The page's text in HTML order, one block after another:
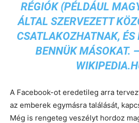
RÉGIÓK (PÉLDÁUL
ÁLTAL SZERVEZETT
CSATLAKOZHATNAK, ÉS
BENNÜK MÁSOKAT.
A Facebook-ot eredetileg arra
az emberek egymásra találását,
Még is rengeteg veszélyt hordoz